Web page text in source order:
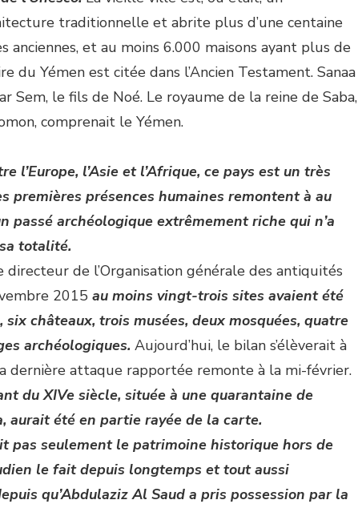
traditionnelle et abrite plus d’une centaine
anciennes, et au moins 6.000 maisons ayant plus de
du Yémen est citée dans l’Ancien Testament. Sanaa
Sem, le fils de Noé. Le royaume de la reine de Saba,
comprenait le Yémen.
l’Europe, l’Asie et l’Afrique, ce pays est un très
premières présences humaines remontent à au
passé archéologique extrêmement riche qui n’a
totalité.
de l’Organisation générale des antiquités
2015 au moins vingt-trois sites avaient été
châteaux, trois musées, deux mosquées, quatre
archéologiques. Aujourd’hui, le bilan s’élèverait à
dernière attaque rapportée remonte à la mi-février.
du XIVe siècle, située à une quarantaine de
aurait été en partie rayée de la carte.
pas seulement le patrimoine historique hors de
le fait depuis longtemps et tout aussi
qu’Abdulaziz Al Saud a pris possession par la